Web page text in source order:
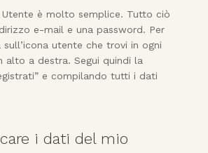
Utente è molto semplice. Tutto ciò
e-mail e una password. Per
utente che trovi in ogni
alto a destra. Segui quindi la
e compilando tutti i dati
i dati del mio